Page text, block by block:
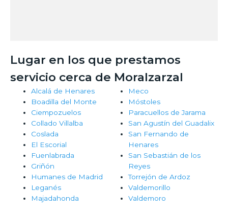
Lugar en los que prestamos
servicio cerca de Moralzarzal
Alcalá de Henares
Boadilla del Monte
Ciempozuelos
Collado Villalba
Coslada
El Escorial
Fuenlabrada
Griñón
Humanes de Madrid
Leganés
Majadahonda
Meco
Móstoles
Paracuellos de Jarama
San Agustín del Guadalix
San Fernando de
Henares
San Sebastián de los
Reyes
Torrejón de Ardoz
Valdemorillo
Valdemoro